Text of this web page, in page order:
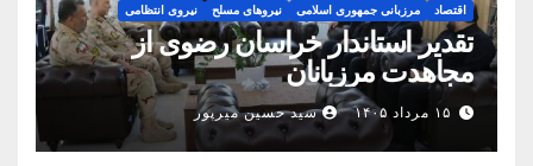
اقتصاد مرزبانی جمهوری اسلامی نیروهای مسلح نیروی انتظامی
تقدیر استاندار خراسان رضوی از
مجاهدت مرزبانان
۱۵ مرداد ۱۴۰۵ سید حسین میرپور